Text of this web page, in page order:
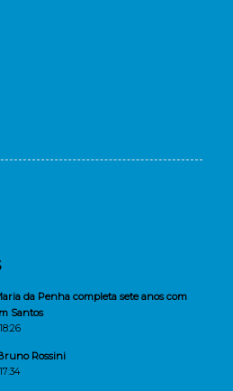
da Penha completa sete anos com
Santos
Rossini